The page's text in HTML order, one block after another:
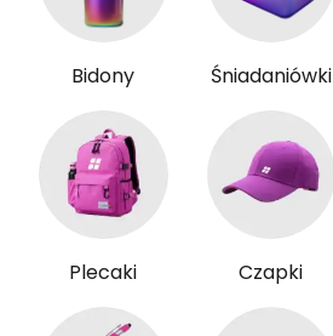
Bidony Śniadaniówki
Plecaki Czapki